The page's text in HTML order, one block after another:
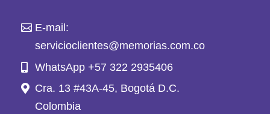
E-mail:
servicioclientes@memorias.com.co
WhatsApp +57 322 2935406
Cra. 13 #43A-45, Bogotá D.C.
Colombia